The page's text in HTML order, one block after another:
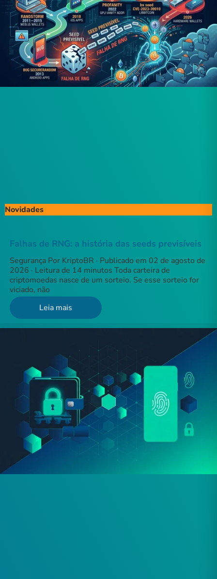
Novidades
Falhas de RNG: a história das seeds previsíveis
Segurança Por KriptoBR · Publicado em 02 de agosto de
2026 · Leitura de 14 minutos Toda carteira de
criptomoedas nasce de um sorteio. Se esse sorteio for
viciado, não
Leia mais